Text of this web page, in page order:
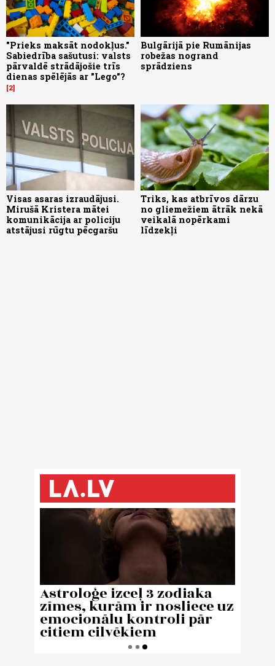
"Prieks maksāt nodokļus."
Sabiedrība sašutusi: valsts
pārvaldē strādājošie trīs
dienas spēlējās ar "Lego"?
2
Bulgārijā pie Rumānijas
robežas nogrand
sprādziens
Visas asaras izraudājusi.
Mirušā Kristera mātei
komunikācija ar policiju
atstājusi rūgtu pēcgaršu
Triks, kas atbrīvos dārzu
no gliemežiem ātrāk nekā
veikalā nopērkami
līdzekļi